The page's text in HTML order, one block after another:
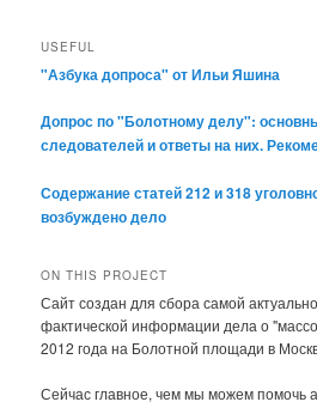
USEFUL
"Азбука допроса" от Ильи Яшина
Допрос по "Болотному делу":
следователей и ответы на них.
Содержание статей 212 и 318
возбуждено дело
ON THIS PROJECT
Сайт создан для сбора самой
фактической информации дела о
2012 года на Болотной площади в
Сейчас главное, чем мы можем помочь